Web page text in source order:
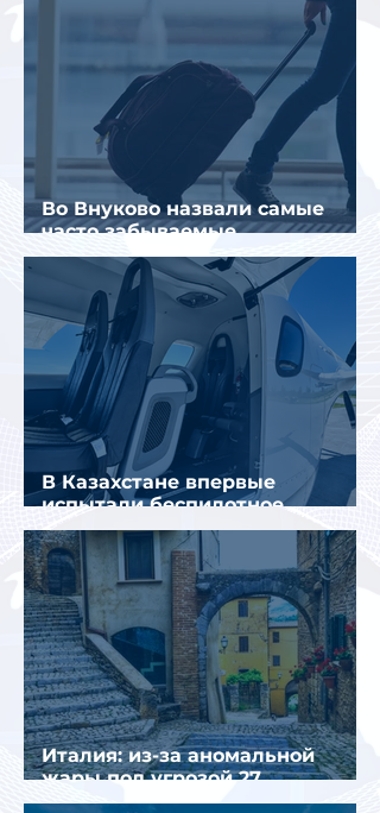
Во Внуково назвали самые
часто забываемые
пассажирами вещи
В Казахстане впервые
испытали беспилотное
аэротакси с пассажирами
Италия: из-за аномальной
жары под угрозой 27
крупнейших городов